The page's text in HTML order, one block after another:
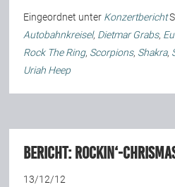
Eingeordnet unter Konzertbericht
Autobahnkreisel, Dietmar Grabs,
Rock The Ring, Scorpions, Shakra,
Uriah Heep
BERICHT: Rockin‘-
13/12/12